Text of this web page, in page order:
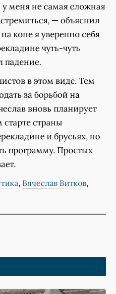
меня не самая сложная
— объяснил
коне я уверенно себя
чуть-чуть
падение.
в этом виде. Тем
за борьбой на
вновь планирует
старте страны
и брусьях, но
программу. Простых
, Вячеслав Витков,